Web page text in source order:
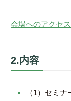
会場へのアクセ
2.内容
（1）セミ